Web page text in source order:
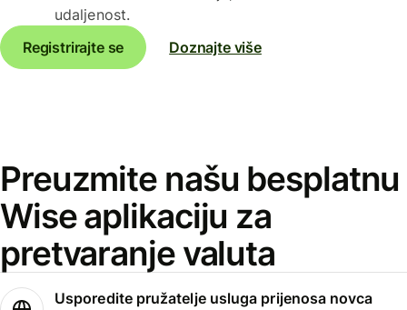
udaljenost.
Registrirajte se
Doznajte više
Preuzmite našu besplatnu
Wise aplikaciju za
pretvaranje valuta
Usporedite pružatelje usluga prijenosa novca